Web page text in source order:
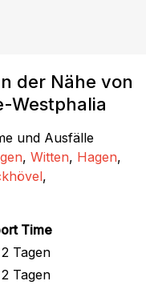
der Nähe von
Westphalia
und Ausfälle
, Witten, Hagen,
,
Time
Tagen
Tagen